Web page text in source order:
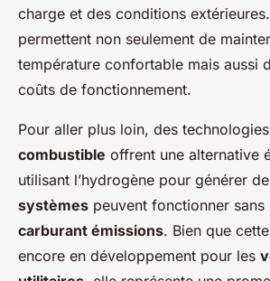
charge et des conditions
permettent non seulement de
température confortable mais aussi
coûts de fonctionnement.
Pour aller plus loin, des
combustible offrent une alternative
utilisant l’hydrogène pour générer
systèmes peuvent fonctionner
carburant émissions. Bien que
encore en développement pour les